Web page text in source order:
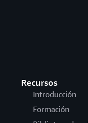
Recursos
Introducción
Formación